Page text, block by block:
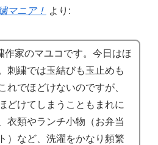
マニア！ より:
家のマユコです。今日はほ
刺繍では玉結びも玉止めも
れでほどけないのですが、
どけてしまうこともまれに
衣類やランチ小物（お弁当
）など、洗濯をかなり頻繁